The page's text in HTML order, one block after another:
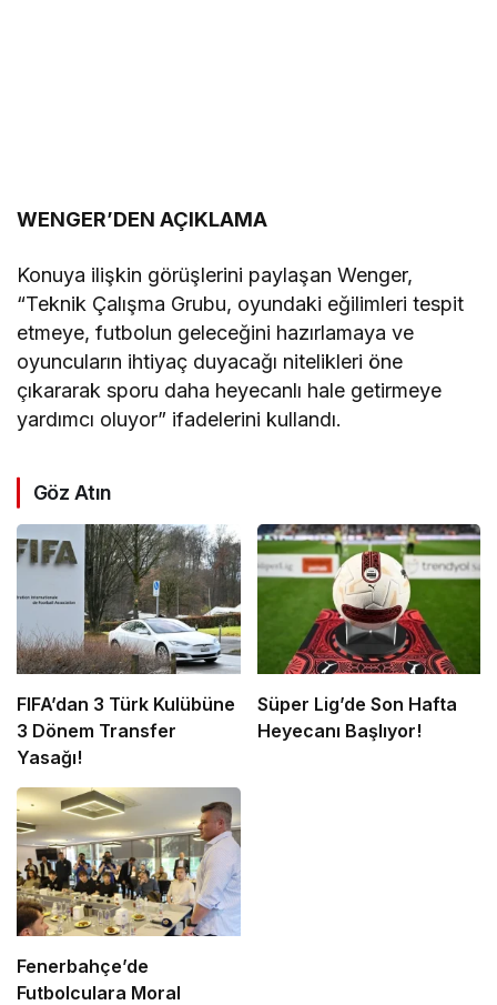
WENGER’DEN AÇIKLAMA
Konuya ilişkin görüşlerini paylaşan Wenger,
“Teknik Çalışma Grubu, oyundaki eğilimleri tespit
etmeye, futbolun geleceğini hazırlamaya ve
oyuncuların ihtiyaç duyacağı nitelikleri öne
çıkararak sporu daha heyecanlı hale getirmeye
yardımcı oluyor” ifadelerini kullandı.
Göz Atın
FIFA’dan 3 Türk Kulübüne
3 Dönem Transfer
Yasağı!
Süper Lig’de Son Hafta
Heyecanı Başlıyor!
Fenerbahçe’de
Futbolculara Moral